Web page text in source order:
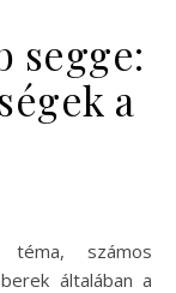
segge:
a
általában a